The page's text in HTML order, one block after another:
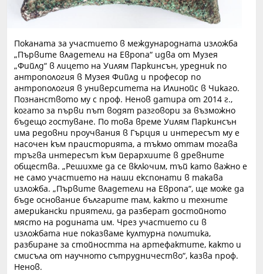
Поканата за участието в международната изложба
„Първите владетели на Европа“ идва от Музея
„Фийлд“ в лицето на Уилям Паркинсън, уредник по
антропология в Музея Фийлд и професор по
антропология в университета на Илинойс в Чикаго.
Познанството му с проф. Ненов датира от 2014 г.,
когато за първи път водят разговори за възможно
бъдещо гостуване. По това време Уилям Паркинсън
има редовни проучвания в Гърция и интересът му е
насочен към праисторията, а тъкмо оттам тогава
тръгва интересът към йерархиите в древните
общества. „Решихме да се включим, тъй като важно е
не само участието на наши експонати в такава
изложба. „Първите владетели на Европа“, ще може да
бъде основание българите там, както и техните
американски приятели, да разберат достойното
място на родината им. Чрез участието си в
изложбата ние показваме културна политика,
разбиране за стойността на артефактите, както и
смисъла от научното сътрудничество“, казва проф.
Ненов.